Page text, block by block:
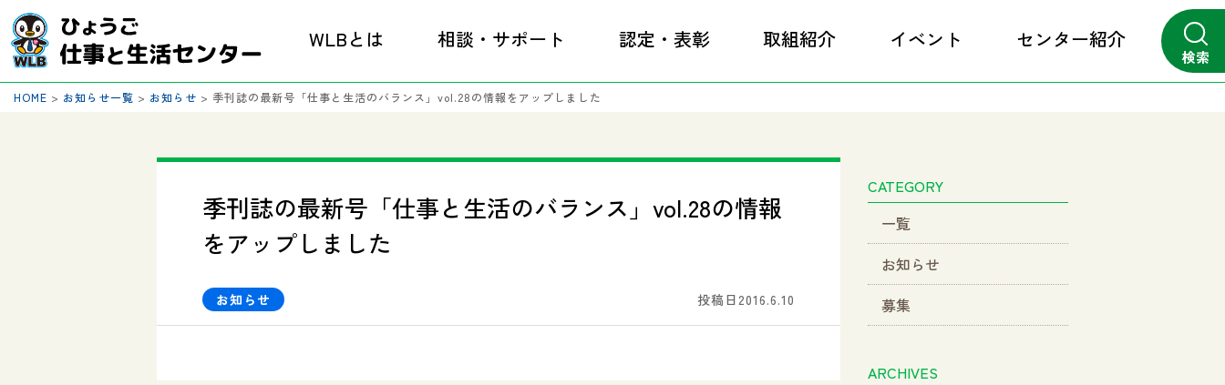
検索
WLBとは 相談・サポート 認定・表彰 取組紹介 イベント センター紹介
HOME > お知らせ一覧 > お知らせ > 季刊誌の最新号「仕事と生活のバランス」vol.28の情報をアップしました
季刊誌の最新号「仕事と生活のバランス」vol.28の情報
をアップしました
お知らせ 投稿日2016.6.10
CATEGORY
一覧
お知らせ
募集
ARCHIVES